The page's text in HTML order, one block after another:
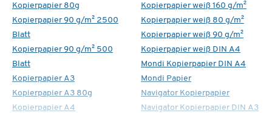
Kopierpapier 80g
Kopierpapier 90 g/m² 2500
Blatt
Kopierpapier 90 g/m² 500
Blatt
Kopierpapier A3
Kopierpapier A3 80g
Kopierpapier A4
Kopierpapier weiß 160 g/m²
Kopierpapier weiß 80 g/m²
Kopierpapier weiß 90 g/m²
Kopierpapier weiß DIN A4
Mondi Kopierpapier DIN A4
Mondi Papier
Navigator Kopierpapier
Navigator Kopierpapier DIN A3